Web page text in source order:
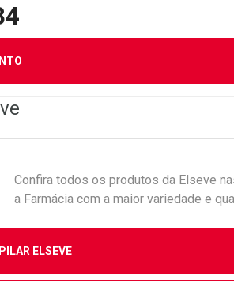
Confira todos os produtos da Elseve
a Farmácia com a maior variedade e
ELSEVE